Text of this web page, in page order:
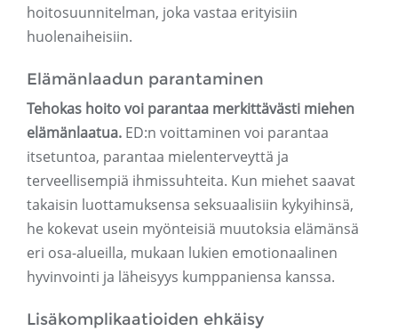
hoitosuunnitelman, joka vastaa erityisiin
huolenaiheisiin.
Elämänlaadun parantaminen
Tehokas hoito voi parantaa merkittävästi miehen
elämänlaatua. ED:n voittaminen voi parantaa
itsetuntoa, parantaa mielenterveyttä ja
terveellisempiä ihmissuhteita. Kun miehet saavat
takaisin luottamuksensa seksuaalisiin kykyihinsä,
he kokevat usein myönteisiä muutoksia elämänsä
eri osa-alueilla, mukaan lukien emotionaalinen
hyvinvointi ja läheisyys kumppaniensa kanssa.
Lisäkomplikaatioiden ehkäisy